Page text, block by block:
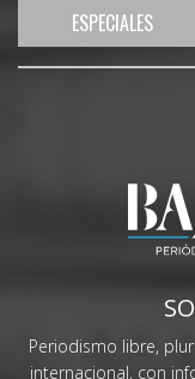
ESPECIALES
Periodismo libre,
internacional, con